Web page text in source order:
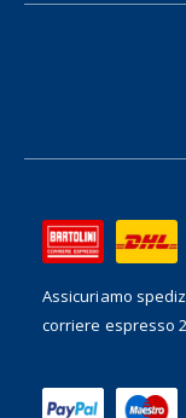
Assicuriamo
corriere espresso